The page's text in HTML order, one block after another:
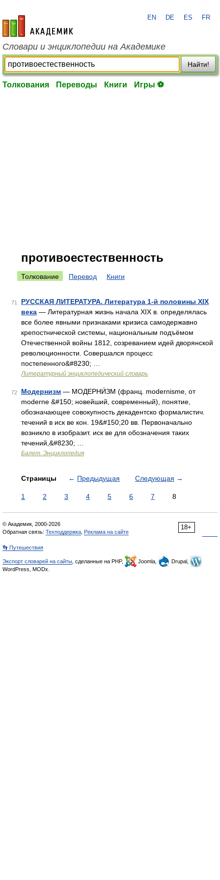
academic.ru
EN DE ES FR
Словари и энциклопедии на Академике
Найти!
Толкования Переводы Книги Игры ⚽
противоестественность
Толкование Перевод Книги
71
РУССКАЯ ЛИТЕРАТУРА. Литература 1‑й половины XIX
века — Литературная жизнь начала XIX в. определялась
все более явными признаками кризиса самодержавно
крепостнической системы, национальным подъёмом
Отечественной войны 1812, созреванием идей дворянской
революционности. Совершался процесс
постепенного&#8230; …
Литературный энциклопедический словарь
72 Модернизм — МОДЕРНИ́ЗМ (франц. modernisme, от
moderne &#150; новейший, современный), понятие,
обозначающее совокупность декадентско формалистич.
течений в иск ве кон. 19&#150;20 вв. Первоначально
возникло в изобразит. иск ве для обозначения таких
течений,&#8230; …
Балет. Энциклопедия
Страницы ← Предыдущая Следующая →
1 2 3 4 5 6 7 8
18+
© Академик, 2000-2026
Обратная связь: Техподдержка Реклама на сайте
👣 Путешествия
Экспорт словарей на сайты , сделанные на PHP, Joomla,
Drupal,
WordPress, MODx.